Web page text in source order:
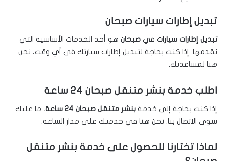
تبديل إطارات سيارات صبحان
تبديل إطارات سيارات في صبحان هو أحد الخدمات الأساسية التي
نقدمها. إذا كنت بحاجة لتبديل إطارات سيارتك في أي وقت، نحن
هنا لمساعدتك.
اطلب خدمة بنشر متنقل صبحان 24 ساعة
إذا كنت بحاجة إلى خدمة بنشر متنقل صبحان 24 ساعة
، ما عليك
سوى الاتصال بنا. نحن هنا في خدمتك على مدار الساعة.
لماذا تختارنا للحصول على خدمة بنشر متنقل